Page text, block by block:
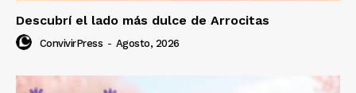
Descubrí el lado más dulce de Arrocitas
ConvivirPress - Agosto, 2026